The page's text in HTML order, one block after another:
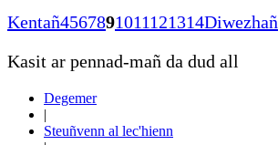
Kentañ4567891011121314Diwezhañ
Kasit ar pennad-mañ da dud all
Degemer
|
Steuñvenn al lec'hienn